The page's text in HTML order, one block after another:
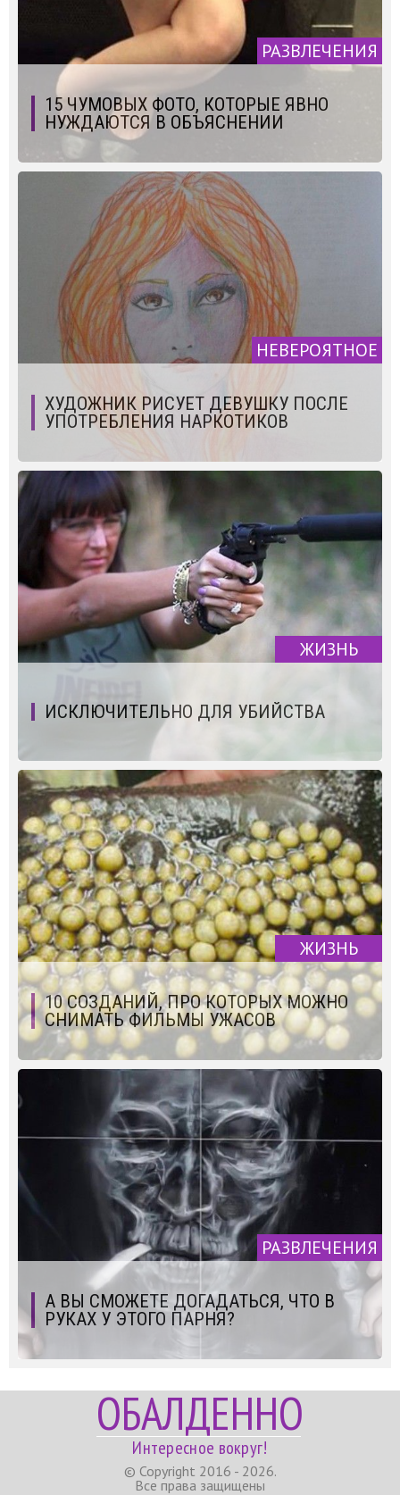
РАЗВЛЕЧЕНИЯ
15 ЧУМОВЫХ ФОТО, КОТОРЫЕ ЯВНО
НУЖДАЮТСЯ В ОБЪЯСНЕНИИ
НЕВЕРОЯТНОЕ
ХУДОЖНИК РИСУЕТ ДЕВУШКУ ПОСЛЕ
УПОТРЕБЛЕНИЯ НАРКОТИКОВ
ЖИЗНЬ
ИСКЛЮЧИТЕЛЬНО ДЛЯ УБИЙСТВА
ЖИЗНЬ
10 СОЗДАНИЙ, ПРО КОТОРЫХ МОЖНО
СНИМАТЬ ФИЛЬМЫ УЖАСОВ
РАЗВЛЕЧЕНИЯ
А ВЫ СМОЖЕТЕ ДОГАДАТЬСЯ, ЧТО В
РУКАХ У ЭТОГО ПАРНЯ?
ОБАЛДЕННО
Интересное вокруг!
© Copyright 2016 - 2026.
Все права защищены